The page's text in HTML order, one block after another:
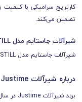
کارتریج سرامیکی با کیفیت
تضمین می‌کند.
شیرآلات جاستایم مدل STILL کد 6770
شیرآلات جاستایم مدل STILL دارای شیرآلات روکار و شیرآلات توکار است.
درباره شیرآلات Justime